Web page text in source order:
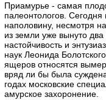
Приамурье - самая
палеонтологов.
наполовину, несмотря
из земли уже вынуто
настойчивость и
наук Леонида
ящеров относятся
вряд ли бы была
годах московские
амурское захоронение.